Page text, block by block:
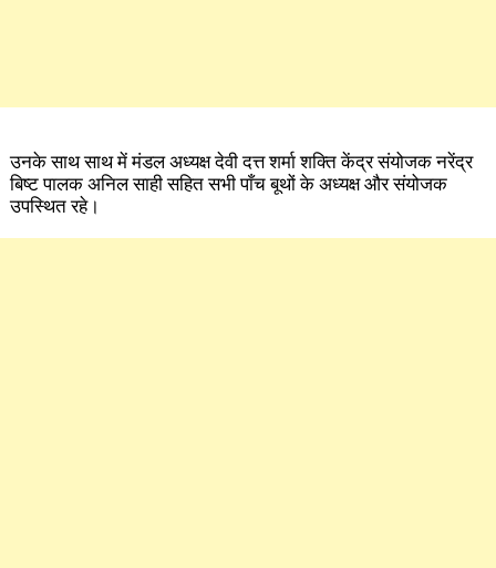
उनके साथ साथ में मंडल अध्यक्ष देवी दत्त शर्मा शक्ति केंद्र संयोजक नरेंद्र
बिष्ट पालक अनिल साही सहित सभी पाँच बूथों के अध्यक्ष और संयोजक
उपस्थित रहे।